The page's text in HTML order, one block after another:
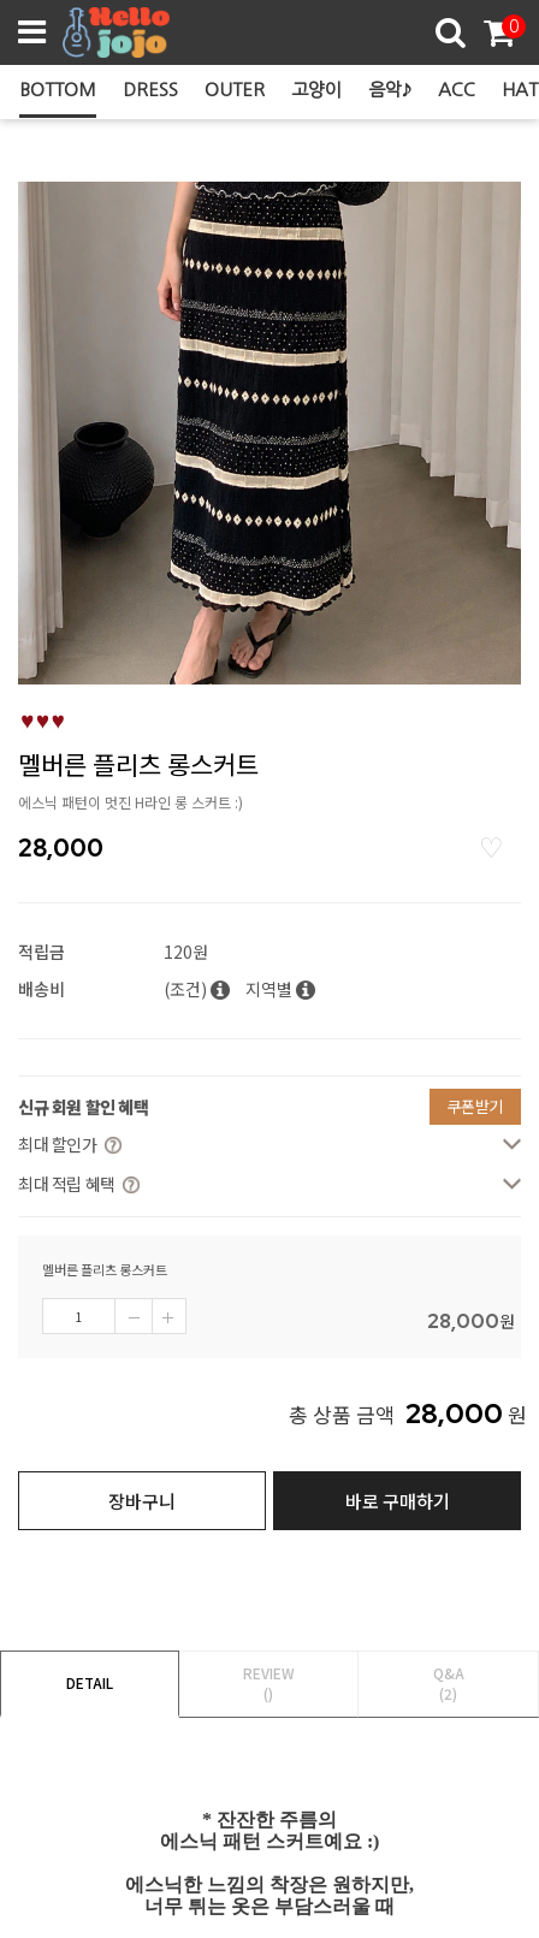
0
BOTTOM DRESS OUTER 고양이 음악♪ ACC
멜버른 플리츠 롱스커트
에스닉 패턴이 멋진 H라인 롱 스커트 :)
28,000
적립금
120원
배송비
(조건) 지역별
신규 회원 할인 혜택 쿠폰받기
최대 할인가
최대 적립 혜택
멜버른 플리츠 롱스커트
28,000원
총 상품 금액 28,000 원
장바구니 바로 구매하기
DETAIL
REVIEW
()
Q&A
(2)
* 잔잔한 주름의
에스닉 패턴 스커트예요 :)
에스닉한 느낌의 착장은 원하지만,
너무 튀는 옷은 부담스러울 때